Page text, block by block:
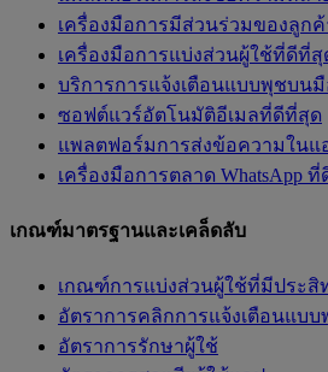
เครื่องมือการมีส่วนร่วมของลูก
เครื่องมือการแบ่งส่วนผู้ใช้ที่ดีที่สุ
บริการการแจ้งเตือนแบบพุชบน
ซอฟต์แวร์อัตโนมัติอีเมลที่ดีที่สุด
แพลตฟอร์มการส่งข้อความในแ
เครื่องมือการตลาด WhatsApp
เกณฑ์มาตรฐานและเคล็ดลับ
เกณฑ์การแบ่งส่วนผู้ใช้ที่มีประสิ
อัตราการคลิกการแจ้งเตือนแบบ
อัตราการรักษาผู้ใช้